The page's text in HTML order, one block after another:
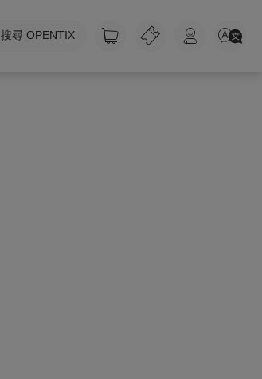
搜尋 OPENTIX